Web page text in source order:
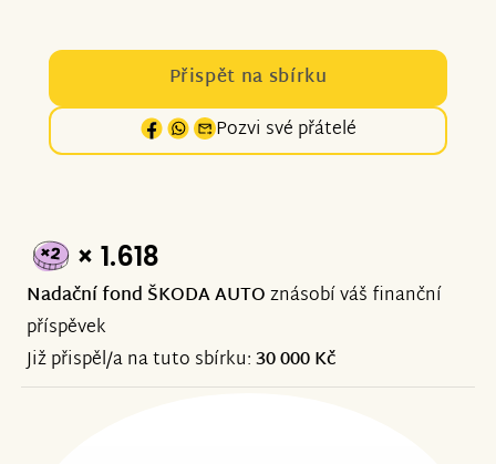
Přispět na sbírku
Pozvi své přátelé
× 1.618
Nadační fond ŠKODA AUTOznásobí váš finanční
příspěvek
Již přispěl/a na tuto sbírku:30 000 Kč